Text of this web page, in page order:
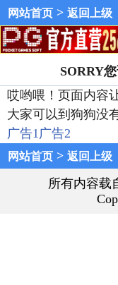
网站首页 > 返回上级
SORRY
哎哟喂！页面内容
大家可以到狗狗没
广告1广告2
网站首页 > 返回上级
所有内容载